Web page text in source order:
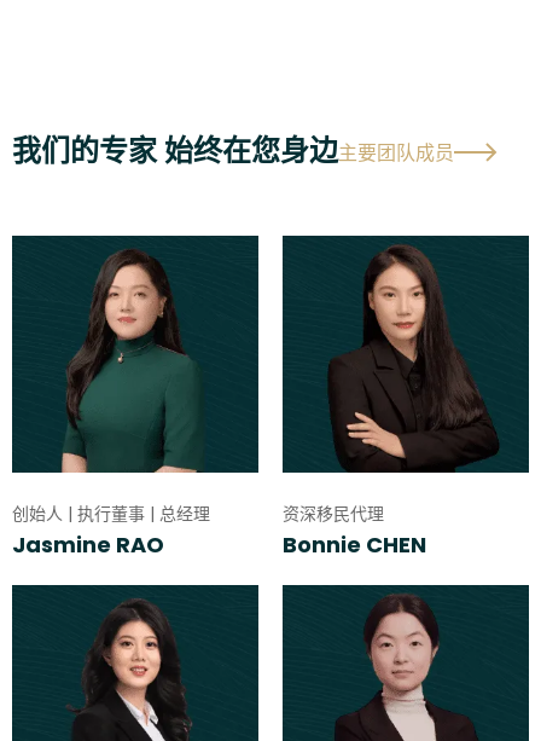
我们的专家 始终在您身边主要团队成员
创始人 | 执行董事 | 总经理
Jasmine RAO
资深移民代理
Bonnie CHEN